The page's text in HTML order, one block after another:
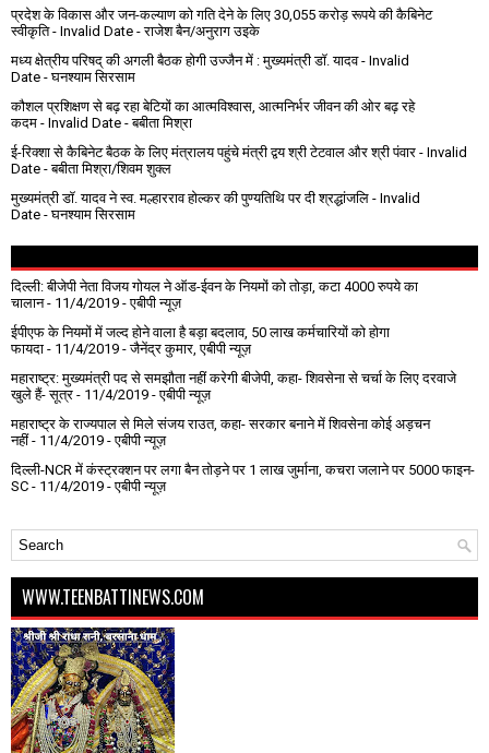
प्रदेश के विकास और जन-कल्याण को गति देने के लिए 30,055 करोड़ रूपये की कैबिनेट
स्वीकृति- Invalid Date - राजेश बैन/अनुराग उइके
मध्य क्षेत्रीय परिषद् की अगली बैठक होगी उज्जैन में : मुख्यमंत्री डॉ. यादव- Invalid
Date - घनश्याम सिरसाम
कौशल प्रशिक्षण से बढ़ रहा बेटियों का आत्मविश्वास, आत्मनिर्भर जीवन की ओर बढ़ रहे
कदम - Invalid Date - बबीता मिश्रा
ई-रिक्शा से कैबिनेट बैठक के लिए मंत्रालय पहुंचे मंत्री द्वय श्री टेटवाल और श्री पंवार - Invalid
Date - बबीता मिश्रा/शिवम शुक्ल
मुख्यमंत्री डॉ. यादव ने स्व. मल्हारराव होल्कर की पुण्यतिथि पर दी श्रद्धांजलि - Invalid
Date - घनश्याम सिरसाम
दिल्ली: बीजेपी नेता विजय गोयल ने ऑड-ईवन के नियमों को तोड़ा, कटा 4000 रुपये का
चालान- 11/4/2019 - एबीपी न्यूज़
ईपीएफ के नियमों में जल्द होने वाला है बड़ा बदलाव, 50 लाख कर्मचारियों को होगा
फायदा - 11/4/2019 - जैनेंद्र कुमार, एबीपी न्यूज़
महाराष्ट्र: मुख्यमंत्री पद से समझौता नहीं करेगी बीजेपी, कहा- शिवसेना से चर्चा के लिए दरवाजे
खुले हैं- सूत्र - 11/4/2019 - एबीपी न्यूज़
महाराष्ट्र के राज्यपाल से मिले संजय राउत, कहा- सरकार बनाने में शिवसेना कोई अड़चन
नहीं- 11/4/2019 - एबीपी न्यूज़
दिल्ली-NCR में कंस्ट्रक्शन पर लगा बैन तोड़ने पर 1 लाख जुर्माना, कचरा जलाने पर ₹5000 फाइन-
SC - 11/4/2019 - एबीपी न्यूज़
WWW.TEENBATTINEWS.COM